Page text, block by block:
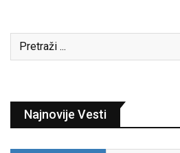
Najnovije Vesti